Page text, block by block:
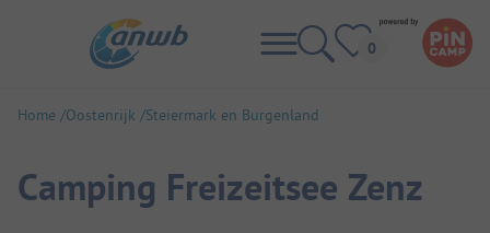
Home Oostenrijk Steiermark en Burgenland
Camping Freizeitsee Zenz